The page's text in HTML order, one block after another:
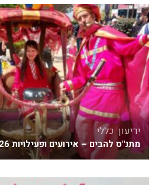
ידיעון, כללי
מתנ"ס להבים – אירועים ופעילויות 6.8.26